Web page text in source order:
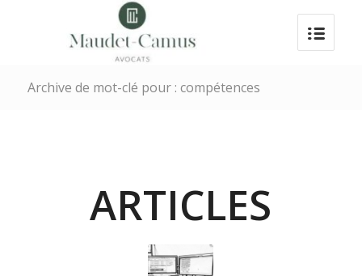
Archive de mot-clé pour : compétences
ARTICLES